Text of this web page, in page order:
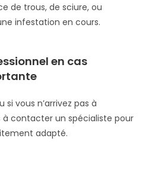
de trous, de sciure, ou
infestation en cours.
en cas
si vous n’arrivez pas à
à contacter un spécialiste pour
adapté.